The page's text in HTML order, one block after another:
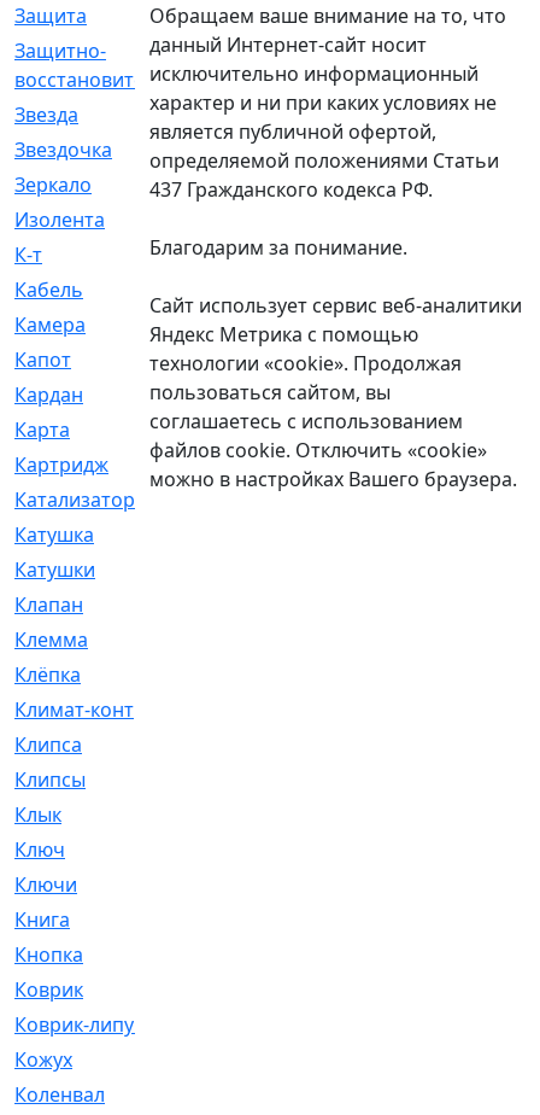
Защита
[79]
Защитно-
восстановительный
[4]
Звезда
[1]
Звездочка
[5]
Зеркало
[369]
Изолента
К-т
[13]
Кабель
Камера
[4]
Капот
[144]
Кардан
[131]
Карта
[2]
Картридж
[250]
Катализатор
Катушка
Катушки
Клапан
Клемма
Клёпка
Климат-контроль
Клипса
Клипсы
Клык
Ключ
Ключи
Книга
Кнопка
Коврик
Коврик-липучка
Кожух
Коленвал
Обращаем ваше внимание на то, что
данный Интернет-сайт носит
исключительно информационный
характер и ни при каких условиях не
является публичной офертой,
определяемой положениями Статьи
437 Гражданского кодекса РФ.
Благодарим за понимание.
Сайт использует сервис веб-аналитики
Яндекс Метрика с помощью
технологии «cookie». Продолжая
пользоваться сайтом, вы
соглашаетесь с использованием
файлов cookie. Отключить «cookie»
можно в настройках Вашего браузера.